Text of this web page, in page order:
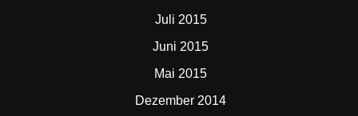
Juli 2015
Juni 2015
Mai 2015
Dezember 2014